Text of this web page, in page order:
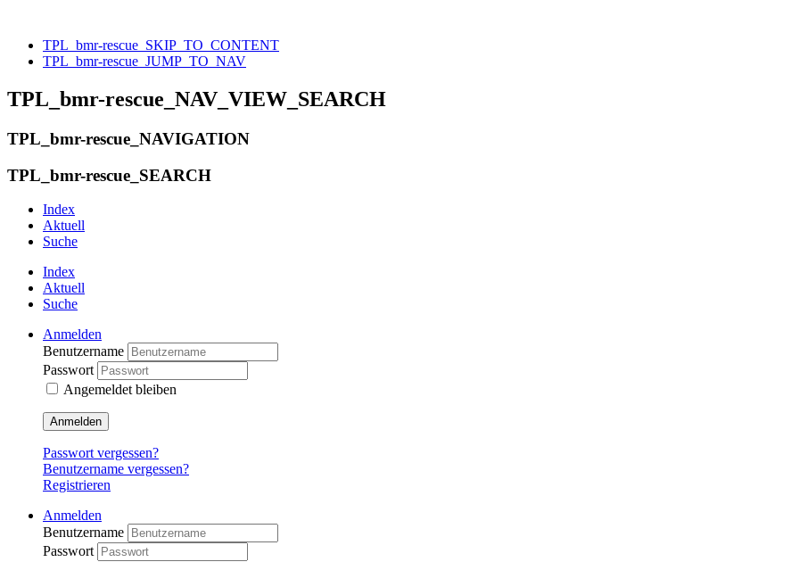
TPL_bmr-rescue_SKIP_TO_CONTENT
TPL_bmr-rescue_JUMP_TO_NAV
TPL_bmr-rescue_NAV_VIEW_SEARCH
TPL_bmr-rescue_NAVIGATION
TPL_bmr-rescue_SEARCH
Index
Aktuell
Suche
Index
Aktuell
Suche
Anmelden
Benutzername
Passwort
Angemeldet bleiben
Anmelden
Passwort vergessen?
Benutzername vergessen?
Registrieren
Anmelden
Benutzername
Passwort